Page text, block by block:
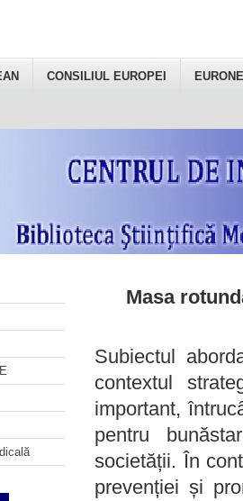
CONSILIUL EUROPEI
Masa
Subiectul
contextul
important,
pentru
societății. În
prevenției și